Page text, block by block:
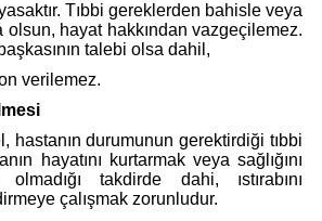
Tıbbi gereklerden bahisle veya
olsun, hayat hakkından vazgeçilemez.
talebi olsa dahil,
verilemez.
hastanın durumunun gerektirdiği tıbbi
hayatını kurtarmak veya sağlığını
takdirde dahi, ıstırabını
çalışmak zorunludur.